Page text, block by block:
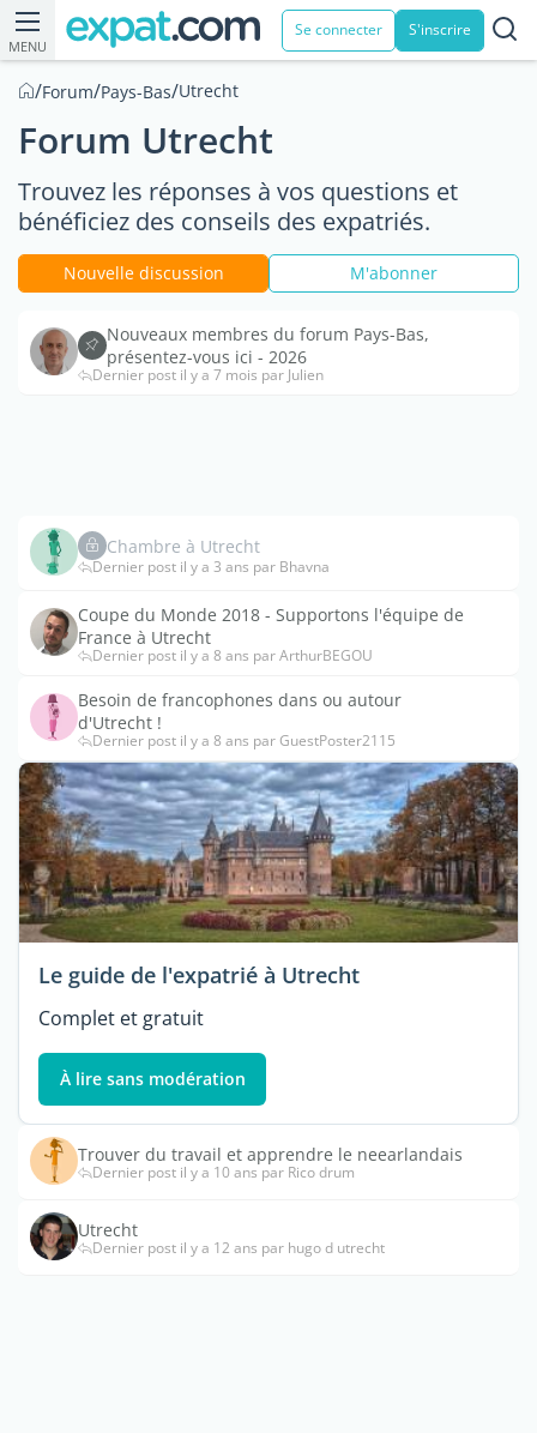
MENU
Se connecter S'inscrire
/Forum/Pays-Bas/Utrecht
Forum Utrecht
Trouvez les réponses à vos questions et
bénéficiez des conseils des expatriés.
Nouvelle discussion M'abonner
Nouveaux membres du forum Pays-Bas,
présentez-vous ici - 2026
Dernier post il y a 7 mois par Julien
Chambre à Utrecht
Dernier post il y a 3 ans par Bhavna
Coupe du Monde 2018 - Supportons l'équipe de
France à Utrecht
Dernier post il y a 8 ans par ArthurBEGOU
Besoin de francophones dans ou autour
d'Utrecht !
Dernier post il y a 8 ans par GuestPoster2115
Le guide de l'expatrié à Utrecht
Complet et gratuit
À lire sans modération
Trouver du travail et apprendre le neearlandais
Dernier post il y a 10 ans par Rico drum
Utrecht
Dernier post il y a 12 ans par hugo d utrecht